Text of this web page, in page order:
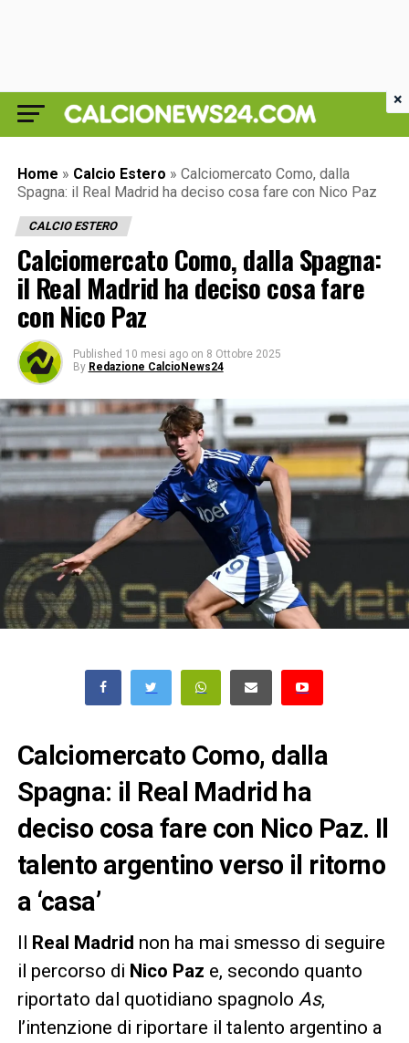
Home » Calcio Estero » Calciomercato Como, dalla
Spagna: il Real Madrid ha deciso cosa fare con Nico Paz
CALCIO ESTERO
Calciomercato Como, dalla Spagna:
il Real Madrid ha deciso cosa fare
con Nico Paz
Published 10 mesi ago on 8 Ottobre 2025
By Redazione CalcioNews24
Calciomercato Como, dalla
Spagna: il Real Madrid ha
deciso cosa fare con Nico Paz. Il
talento argentino verso il ritorno
a ‘casa’
Il Real Madrid non ha mai smesso di seguire
il percorso di Nico Paz e, secondo quanto
riportato dal quotidiano spagnolo As,
l’intenzione di riportare il talento argentino a
×